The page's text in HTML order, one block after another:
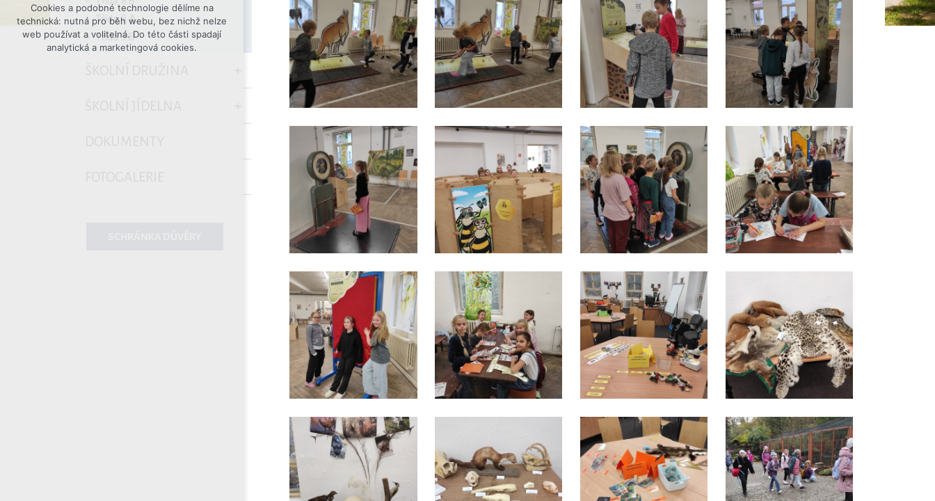
Třída 9.A
Třída 9.B
Přijmout všechny cookies
Odmítnout vše
Cookies a podobné technologie dělíme na
technická: nutná pro běh webu, bez nichž nelze
web používat a volitelná. Do této části spadají
analytická a marketingová cookies.